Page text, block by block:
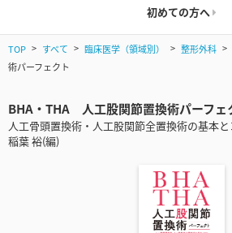
初めての方へ
TOP すべて 臨床医学（領域別） 整形外科
術パーフェクト
BHA・THA 人工股関節置換術パーフェ
人工骨頭置換術・人工股関節全置換術の基本と
稲葉 裕(編)